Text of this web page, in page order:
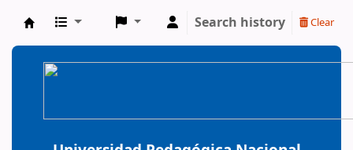
BiblioGTQ
Search history Clear